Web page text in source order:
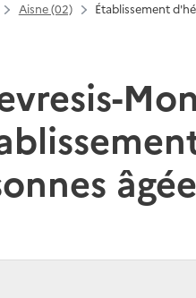
Aisne (02) Établissement